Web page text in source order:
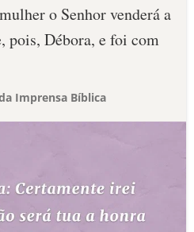
o Senhor venderá a
pois, Débora, e foi com
Imprensa Bíblica